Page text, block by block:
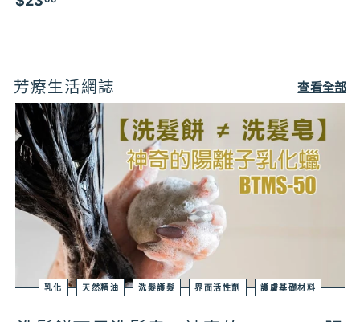
0
芳療生活網誌 查看全部
乳化 天然精油 洗髮護髮 界面活性劑 護膚基礎材料